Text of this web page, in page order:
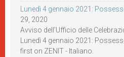
Lunedì 4 gennaio 2021:
29, 2020
Avviso dell’Ufficio delle
Lunedì 4 gennaio 2021:
first on ZENIT - Italiano.